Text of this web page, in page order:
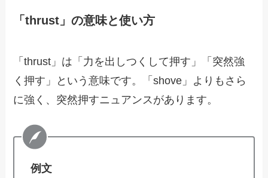
「thrust」の意味と使い方
「thrust」は「力を出しつくして押す」「突然強
く押す」という意味です。「shove」よりもさら
に強く、突然押すニュアンスがあります。
例文